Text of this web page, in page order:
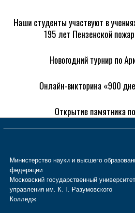
Наши студенты участвуют в
195 лет Пензенской
Новогодний турнир по
Онлайн-викторина «900
Открытие памятника
Министерство науки и высшего
федерации
Московский государственный
управления им. К. Г. Разумовского
Колледж